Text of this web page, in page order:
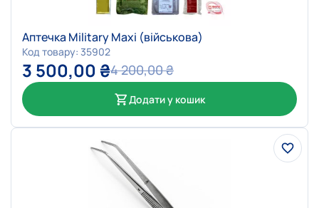
Аптечка Military Maxi (військова)
Код товару: 35902
4 200,00₴
3 500,00 ₴
Додати у кошик